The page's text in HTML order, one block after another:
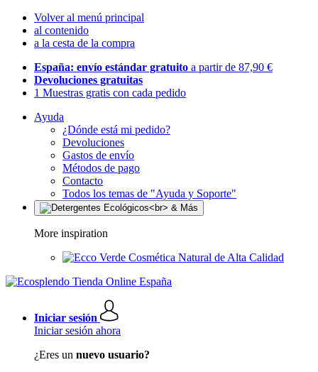
Volver al menú principal
al contenido
a la cesta de la compra
España: envío estándar gratuito a partir de 87,90 €
Devoluciones gratuitas
1 Muestras gratis con cada pedido
Ayuda
¿Dónde está mi pedido?
Devoluciones
Gastos de envío
Métodos de pago
Contacto
Todos los temas de "Ayuda y Soporte"
More inspiration
Cosmética Natural de Alta Calidad
Iniciar sesión
Iniciar sesión ahora
¿Eres un nuevo usuario?